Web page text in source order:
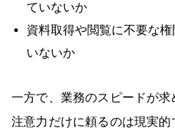
ていないか
資料取得や閲覧に不要な
いないか
一方で、業務のスピードが
注意力だけに頼るのは現実的